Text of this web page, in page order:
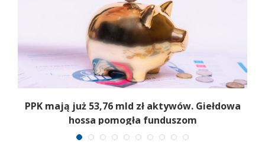
PPK mają już 53,76 mld zł aktywów. Giełdowa
hossa pomogła funduszom